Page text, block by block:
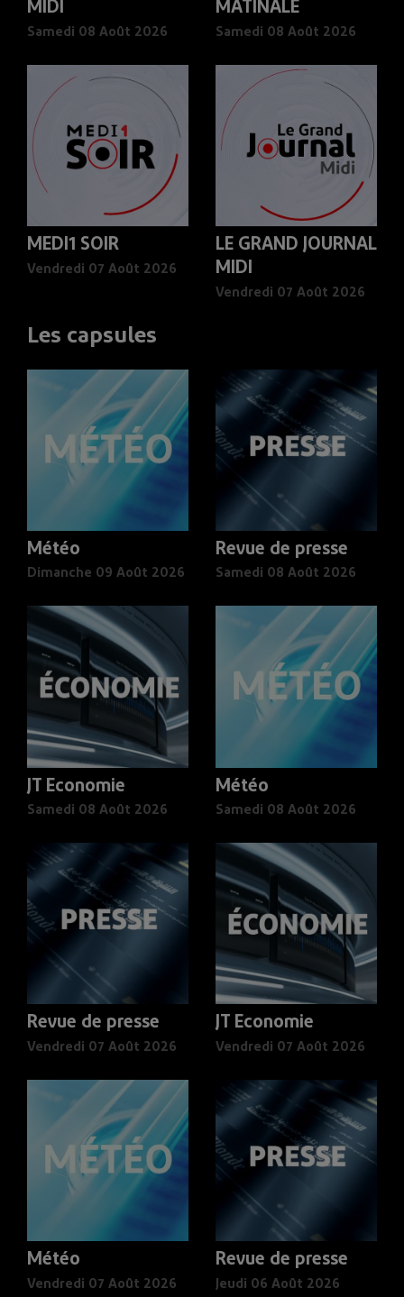
MIDI
Samedi 08 Août 2026
MATINALE
Samedi 08 Août 2026
MEDI1 SOIR
Vendredi 07 Août 2026
LE GRAND JOURNAL
MIDI
Vendredi 07 Août 2026
Les capsules
Météo
Dimanche 09 Août 2026
Revue de presse
Samedi 08 Août 2026
JT Economie
Samedi 08 Août 2026
Météo
Samedi 08 Août 2026
Revue de presse
Vendredi 07 Août 2026
JT Economie
Vendredi 07 Août 2026
Météo
Vendredi 07 Août 2026
Revue de presse
Jeudi 06 Août 2026